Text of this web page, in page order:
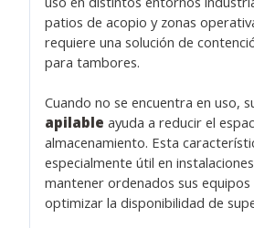
patios de acopio y zonas
requiere una solución de
para tambores.
Cuando no se encuentra en uso,
apilable ayuda a reducir el
almacenamiento. Esta
especialmente útil en
mantener ordenados sus
optimizar la disponibilidad de